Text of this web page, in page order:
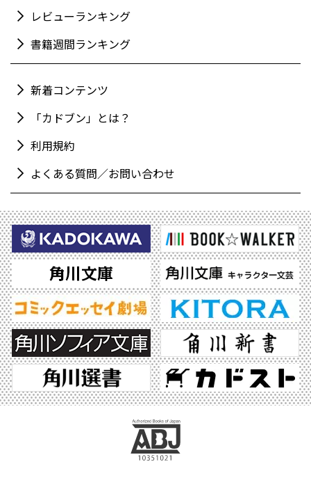
レビューランキング
書籍週間ランキング
新着コンテンツ
「カドブン」とは？
利用規約
よくある質問／お問い合わせ